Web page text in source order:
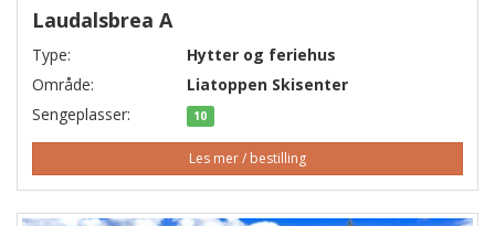
Laudalsbrea A
Type:
Hytter og feriehus
Område:
Liatoppen Skisenter
Sengeplasser:
10
Les mer / bestilling